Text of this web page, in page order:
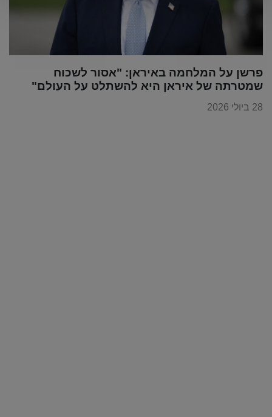
פרשן על המלחמה באיראן: "אסור לשכוח
שמטרתה של איראן היא להשתלט על העולם"
28 ביולי 2026